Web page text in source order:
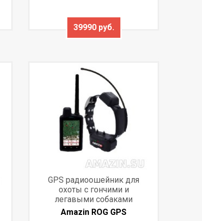
39990 руб.
GPS радиоошейник для
охоты с гончими и
легавыми собаками
Amazin ROG GPS